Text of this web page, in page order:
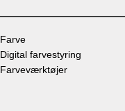
Farve
Digital farvestyring
Farveværktøjer